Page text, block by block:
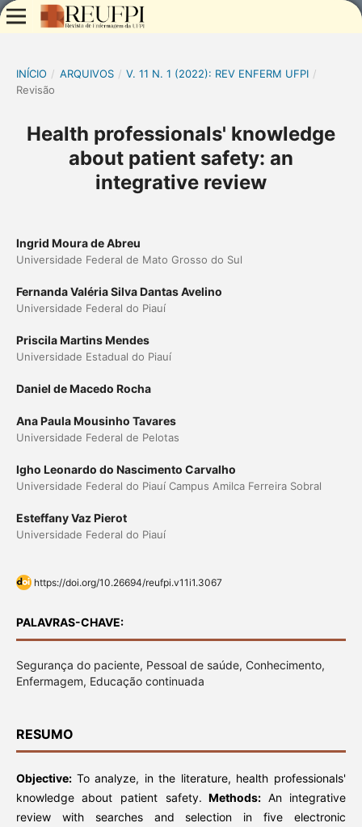
INÍCIO / ARQUIVOS / V. 11 N. 1 (2022): REV ENFERM UFPI /
Revisão
Health professionals' knowledge
about patient safety: an
integrative review
Ingrid Moura de Abreu
Universidade Federal de Mato Grosso do Sul
Fernanda Valéria Silva Dantas Avelino
Universidade Federal do Piauí
Priscila Martins Mendes
Universidade Estadual do Piauí
Daniel de Macedo Rocha
Ana Paula Mousinho Tavares
Universidade Federal de Pelotas
Igho Leonardo do Nascimento Carvalho
Universidade Federal do Piauí Campus Amilca Ferreira Sobral
Esteffany Vaz Pierot
Universidade Federal do Piauí
https://doi.org/10.26694/reufpi.v11i1.3067
PALAVRAS-CHAVE:
Segurança do paciente, Pessoal de saúde, Conhecimento,
Enfermagem, Educação continuada
RESUMO
Objective: To analyze, in the literature, health professionals'
knowledge about patient safety. Methods: An integrative
review with searches and selection in five electronic